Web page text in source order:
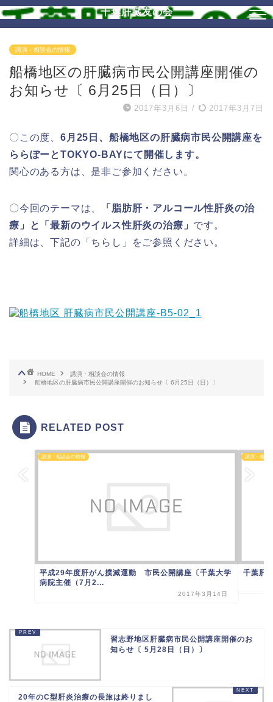
千葉肝臓友の会
講演・相談会の情報
船橋地区の肝臓病市民公開講座開催の
お知らせ〔 6月25日（日）〕
2017年3月6日 / 2017年3月7日
〇この度、 6月25日、船橋地区の肝臓病市民公開講座を
ららぽーとTOKYO-BAYにて開催します。
関心のある方は、是非ご参加ください。
〇今回のテーマは、
「脂肪肝・アルコール性肝炎の治
療」と「最新のウイルス性肝炎の治療」 です。
詳細は、下記の「ちらし」をご参照ください。
HOME
講演・相談会の情報
船橋地区の肝臓病市民公開講座開催のお知らせ〔 6月25日（日）〕
RELATED POST
講演・相談会の情報
平成29年度肝がん撲滅運動 市民公開講座〔千葉大学
病院主催（7月2...
2017年3月14日
講演・相談
千葉肝
習志野地区肝臓病市民公開講座開催のお
知らせ〔 5月28日（日）〕
20年のC型肝炎治療の長旅は終りまし